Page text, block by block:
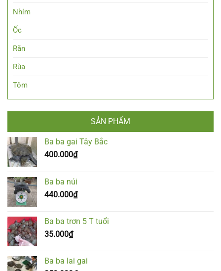
Nhím
Ốc
Rắn
Rùa
Tôm
SẢN PHẨM
Ba ba gai Tây Bắc
400.000₫
Ba ba núi
440.000₫
Ba ba trơn 5 T tuổi
35.000₫
Ba ba lai gai